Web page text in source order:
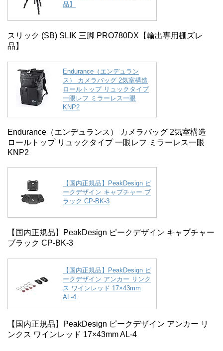
品】
スリック (SB) SLIK 三脚 PRO780DX【輸出専用棚ズレ
品】
Endurance（エンデュラン
ス） カメラバッグ 2気室構造
ロールトップ リュックタイプ
一眼レフ ミラーレス一眼
KNP2
Endurance（エンデュランス） カメラバッグ 2気室構造
ロールトップ リュックタイプ 一眼レフ ミラーレス一眼
KNP2
【国内正規品】PeakDesign ピ
ークデザイン キャプチャー ブ
ラック CP-BK-3
【国内正規品】PeakDesign ピークデザイン キャプチャー
ブラック CP-BK-3
【国内正規品】PeakDesign ピ
ークデザイン アンカー リンク
ス ワインレッド 17×43mm
AL-4
【国内正規品】PeakDesign ピークデザイン アンカー リ
ンクス ワインレッド 17×43mm AL-4